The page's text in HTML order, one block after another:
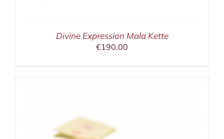
Divine Expression Mala Kette
€190,00